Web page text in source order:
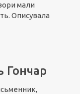
мали
Описувала
Гончар